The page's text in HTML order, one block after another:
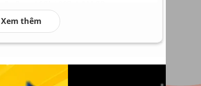
Laptop Giá Sỉ
4 -Ram 32Gb/ SSD 2.000GB
Xem thêm